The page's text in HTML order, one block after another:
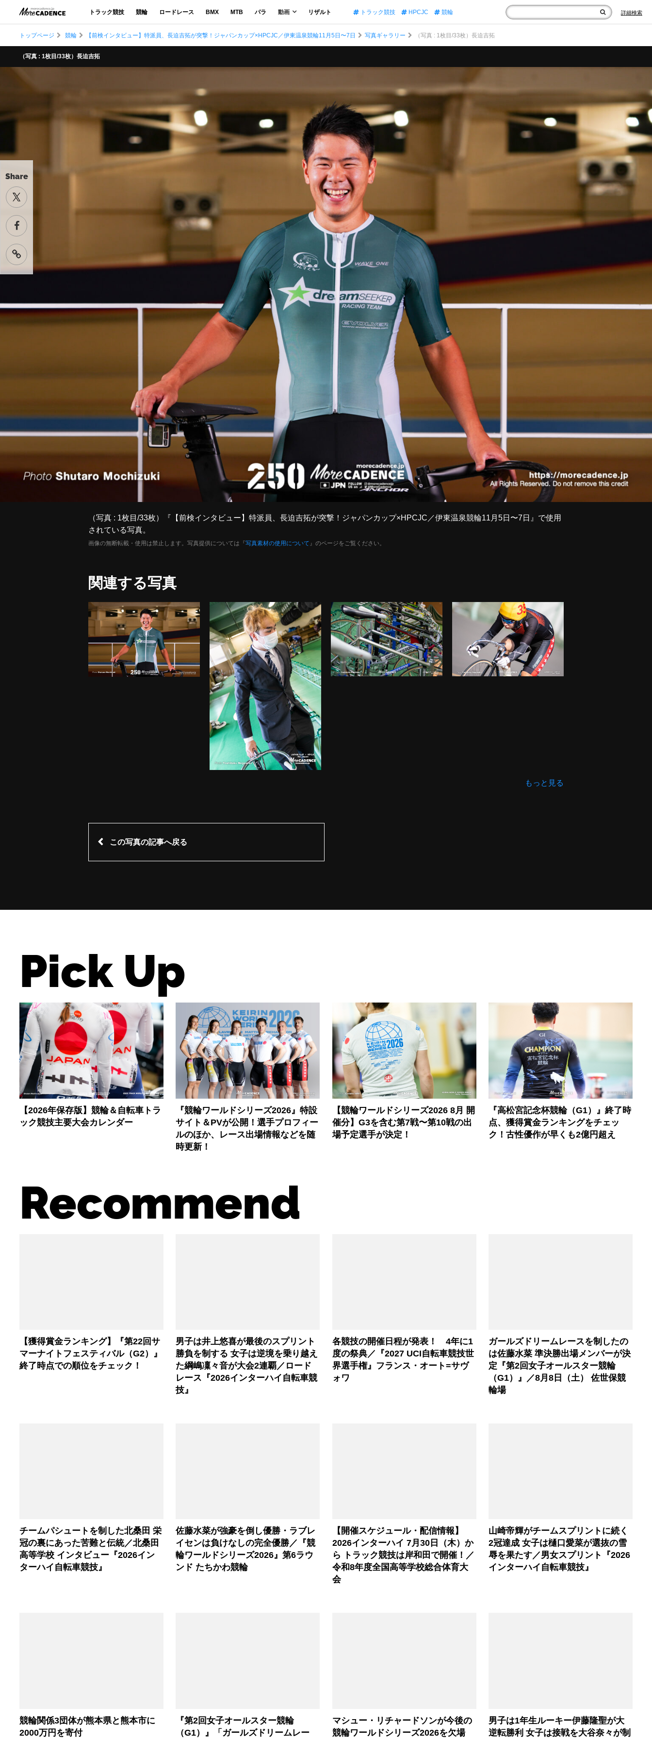
トラック競技 競輪 ロードレース BMX MTB パラ 動画 リザルト トラック競技 HPCJC 競輪 詳細検索
Share
トップページ 競輪 【前検インタビュー】特派員、長迫吉拓が突撃！ジャパンカップ×HPCJC／伊東温泉競輪11月5日〜7日 写真ギャラリー （写真 : 1枚目/33枚）長迫吉拓
（写真 : 1枚目/33枚）長迫吉拓
（写真 : 1枚目/33枚）『【前検インタビュー】特派員、長迫吉拓が突撃！ジャパンカップ×HPCJC／伊東温泉競輪11月5日〜7日』で使用
されている写真。
画像の無断転載・使用は禁止します。写真提供については『写真素材の使用について 』のページをご覧ください。
関連する写真
もっと見る
この写真の記事へ戻る
Pick Up
【2026年保存版】競輪＆自転車トラ
ック競技主要大会カレンダー
『競輪ワールドシリーズ2026』特設
サイト＆PVが公開！選手プロフィー
ルのほか、レース出場情報などを随
時更新！
【競輪ワールドシリーズ2026 8月 開
催分】G3を含む第7戦〜第10戦の出
場予定選手が決定！
『高松宮記念杯競輪（G1）』終了時
点、獲得賞金ランキングをチェッ
ク！古性優作が早くも2億円超え
Recommend
【獲得賞金ランキング】『第22回サ
マーナイトフェスティバル（G2）』
終了時点での順位をチェック！
男子は井上悠喜が最後のスプリント
勝負を制する 女子は逆境を乗り越え
た綱嶋凜々音が大会2連覇／ロード
レース『2026インターハイ自転車競
技』
各競技の開催日程が発表！ 4年に1
度の祭典／『2027 UCI自転車競技世
界選手権』フランス・オート=サヴ
ォワ
ガールズドリームレースを制したの
は佐藤水菜 準決勝出場メンバーが決
定『第2回女子オールスター競輪
（G1）』／8月8日（土） 佐世保競
輪場
チームパシュートを制した北桑田 栄
冠の裏にあった苦難と伝統／北桑田
高等学校 インタビュー『2026イン
ターハイ自転車競技』
佐藤水菜が強豪を倒し優勝・ラブレ
イセンは負けなしの完全優勝／『競
輪ワールドシリーズ2026』第6ラウ
ンド たちかわ競輪
【開催スケジュール・配信情報】
2026インターハイ 7月30日（木）か
ら トラック競技は岸和田で開催！／
令和8年度全国高等学校総合体育大
会
山崎帝輝がチームスプリントに続く
2冠達成 女子は樋口愛菜が選抜の雪
辱を果たす／男女スプリント『2026
インターハイ自転車競技』
競輪関係3団体が熊本県と熊本市に
2000万円を寄付
『第2回女子オールスター競輪
（G1）』「ガールズドリームレー
マシュー・リチャードソンが今後の
競輪ワールドシリーズ2026を欠場
男子は1年生ルーキー伊藤隆聖が大
逆転勝利 女子は接戦を大谷奈々が制